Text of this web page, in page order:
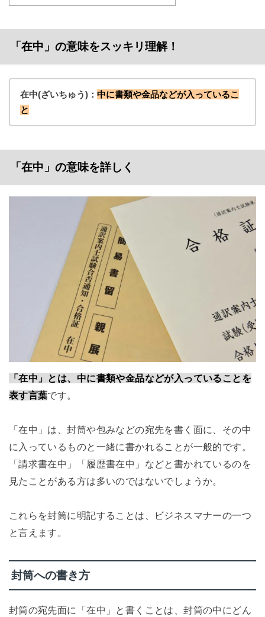
「在中」の意味をスッキリ理解！
在中(ざいちゅう)： 中に書類や金品などが入っているこ
と
「在中」の意味を詳しく
「在中」とは、中に書類や金品などが入っていることを
表す言葉です。
「在中」は、封筒や包みなどの宛先を書く面に、その中
に入っているものと一緒に書かれることが一般的です。
「請求書在中」「履歴書在中」などと書かれているのを
見たことがある方は多いのではないでしょうか。
これらを封筒に明記することは、ビジネスマナーの一つ
と言えます。
封筒への書き方
封筒の宛先面に「在中」と書くことは、封筒の中にどん